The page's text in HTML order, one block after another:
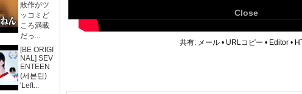
敗作がツ
ッコミど
ころ満載
だっ...
[BE ORIGI
NAL] SEV
ENTEEN
(세븐틴)
'Left...
Close
共有: メール • URLコピー • Editor •